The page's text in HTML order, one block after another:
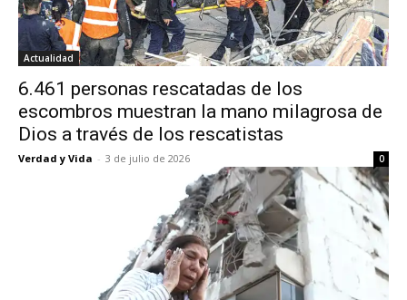
Actualidad
6.461 personas rescatadas de los
escombros muestran la mano milagrosa de
Dios a través de los rescatistas
Verdad y Vida - 3 de julio de 2026 0